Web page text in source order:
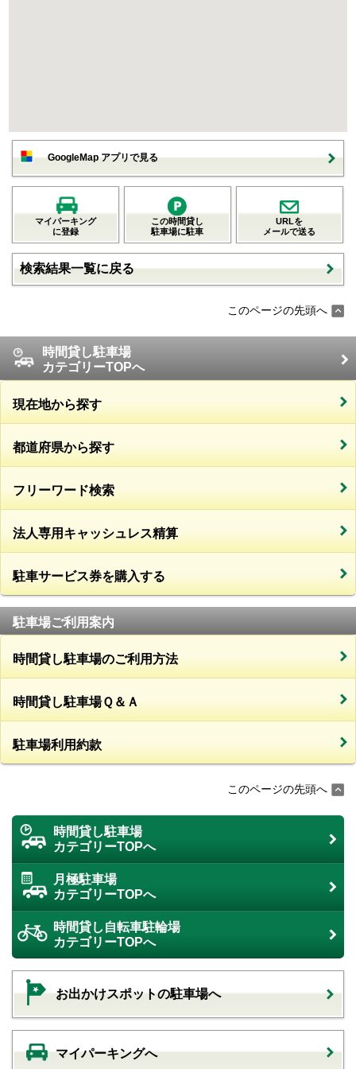
GoogleMap アプリで見る
マイパーキング
に登録
この時間貸し
駐車場に駐車
URLを
メールで送る
検索結果一覧に戻る
このページの先頭へ
時間貸し駐車場
カテゴリーTOPへ
現在地から探す
都道府県から探す
フリーワード検索
法人専用キャッシュレス精算
駐車サービス券を購入する
駐車場ご利用案内
時間貸し駐車場のご利用方法
時間貸し駐車場Ｑ＆Ａ
駐車場利用約款
このページの先頭へ
時間貸し駐車場
カテゴリーTOPへ
月極駐車場
カテゴリーTOPへ
時間貸し自転車駐輪場
カテゴリーTOPへ
お出かけスポットの駐車場へ
マイパーキングへ